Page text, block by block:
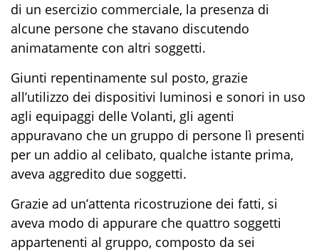
di un esercizio commerciale, la presenza di
alcune persone che stavano discutendo
animatamente con altri soggetti.
Giunti repentinamente sul posto, grazie
all’utilizzo dei dispositivi luminosi e sonori in uso
agli equipaggi delle Volanti, gli agenti
appuravano che un gruppo di persone lì presenti
per un addio al celibato, qualche istante prima,
aveva aggredito due soggetti.
Grazie ad un’attenta ricostruzione dei fatti, si
aveva modo di appurare che quattro soggetti
appartenenti al gruppo, composto da sei